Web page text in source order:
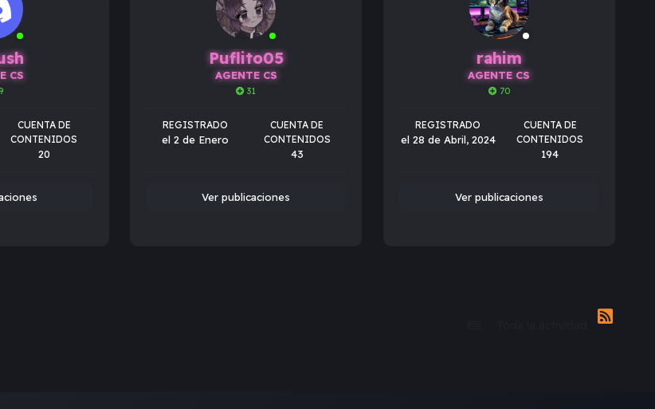
CS
CUENTA DE
CONTENIDOS
20
Puflito05
AGENTE CS
31
REGISTRADO
el 2 de Enero
CUENTA DE
CONTENIDOS
43
Ver publicaciones
rahim
AGENTE CS
70
REGISTRADO
el 28 de Abril, 2024
CUENTA DE
CONTENIDOS
194
Ver publicaciones